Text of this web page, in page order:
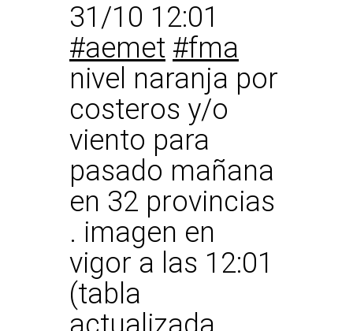
31/10 12:01
#aemet #fma
nivel naranja por
costeros y/o
viento para
pasado mañana
en 32 provincias
. imagen en
vigor a las 12:01
(tabla